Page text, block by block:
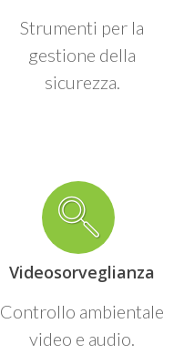
Strumenti per la
gestione della
sicurezza.
Videosorveglianza
Controllo ambientale
video e audio.